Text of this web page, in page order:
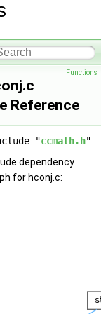
Functions
Reference
"ccmath.h"
dependency
for hconj.c: